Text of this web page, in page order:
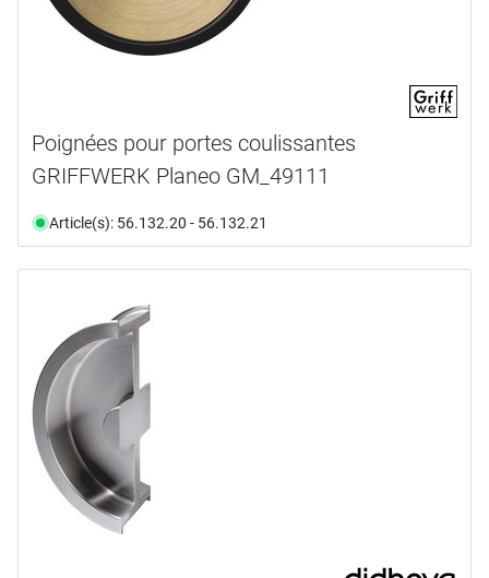
Poignées pour portes coulissantes
GRIFFWERK Planeo GM_49111
Article(s): 56.132.20 - 56.132.21